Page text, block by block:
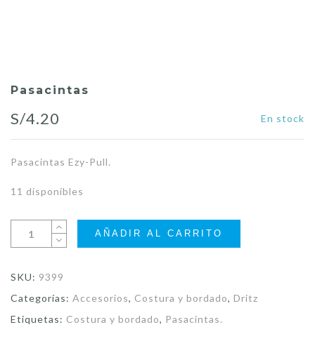
Pasacintas
S/4.20 En stock
Pasacintas Ezy-Pull.
11 disponibles
AÑADIR AL CARRITO
SKU: 9399
Categorías: Accesorios, Costura y bordado, Dritz
Etiquetas: Costura y bordado, Pasacintas.